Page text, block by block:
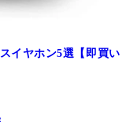
イヤホン5選【即買い